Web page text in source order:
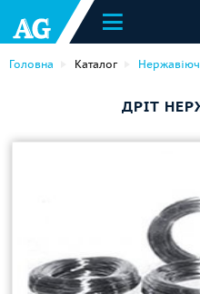
Головна Каталог
ДРІТ